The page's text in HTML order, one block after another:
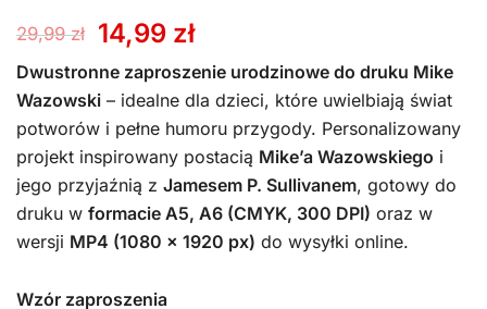
29,99zł
Pierwotna
cena
wynosiła:
29,99 zł.
14,99 złAktualna
cena
wynosi:
14,99 zł.
Dwustronne zaproszenie urodzinowe do druku Mike
Wazowski – idealne dla dzieci, które uwielbiają świat
potworów i pełne humoru przygody. Personalizowany
projekt inspirowany postacią Mike’a Wazowskiego i
jego przyjaźnią z Jamesem P. Sullivanem, gotowy do
druku w formacie A5, A6 (CMYK, 300 DPI) oraz w
wersji MP4 (1080 x 1920 px) do wysyłki online.
Wzór zaproszenia